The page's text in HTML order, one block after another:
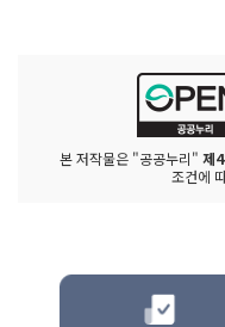
본 저작물은 "공공누리" 제
조건에